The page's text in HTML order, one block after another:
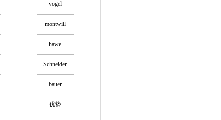
vogel
montwill
hawe
Schneider
bauer
优势